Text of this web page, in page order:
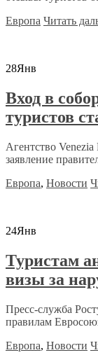
Европа Читать
28Янв
Вход в
туристов
Агентство
заявление
Европа, Новости
24Янв
Туристам
визы за
Пресс-служба
правилам
Европа, Новости